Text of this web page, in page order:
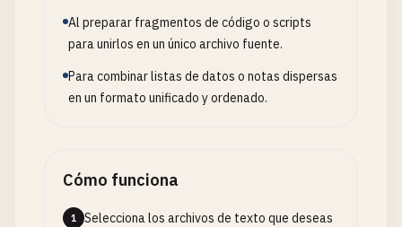
Al preparar fragmentos de código o scripts
para unirlos en un único archivo fuente.
Para combinar listas de datos o notas dispersas
en un formato unificado y ordenado.
Cómo funciona
1
Selecciona los archivos de texto que deseas